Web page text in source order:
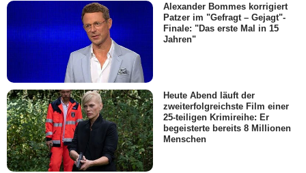
Alexander Bommes korrigiert
Patzer im "Gefragt – Gejagt"-
Finale: "Das erste Mal in 15
Jahren"
Heute Abend läuft der
zweiterfolgreichste Film einer
25-teiligen Krimireihe: Er
begeisterte bereits 8 Millionen
Menschen